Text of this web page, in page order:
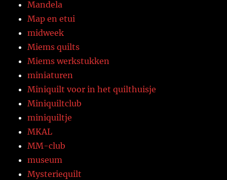
Mandela
Map en etui
midweek
Miems quilts
Miems werkstukken
miniaturen
Miniquilt voor in het quilthuisje
Miniquiltclub
miniquiltje
MKAL
MM-club
museum
Mysteriequilt